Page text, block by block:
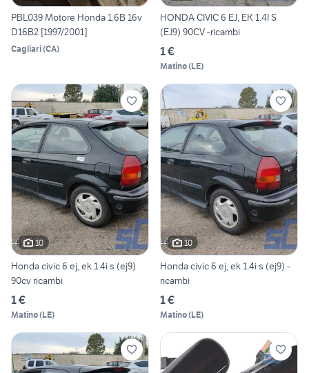
PBL039 Motore Honda 1.6B 16v
D16B2 [1997/2001]
Cagliari(CA)
HONDA CIVIC 6 EJ, EK 1.4I S
(EJ9) 90CV -ricambi
1 €
Matino(LE)
10
Honda civic 6 ej, ek 1.4i s (ej9)
90cv ricambi
1 €
Matino(LE)
10
Honda civic 6 ej, ek 1.4i s (ej9) -
ricambi
1 €
Matino(LE)